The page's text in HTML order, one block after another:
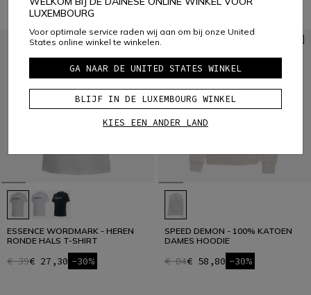
ESSENCE WORDMARK - HEREN
RONDE HALS T-SHIRT
€ 39€ 27,30 -30%
SPEED DEMON - 100% KATOEN
DAMES HOODIE
€ 84€ 58,80 -30%
LUXEMBOURG
Voor optimale service raden wij aan om bij onze United
States online winkel te winkelen.
GA NAAR DE UNITED STATES WINKEL
BLIJF IN DE LUXEMBOURG WINKEL
KIES EEN ANDER LAND